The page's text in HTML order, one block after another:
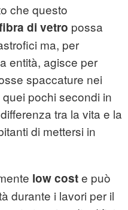
che questo
di vetro possa
ma, per
entità, agisce per
spaccature nei
pochi secondi in
tra la vita e la
di mettersi in
low coste può
durante i lavori per il